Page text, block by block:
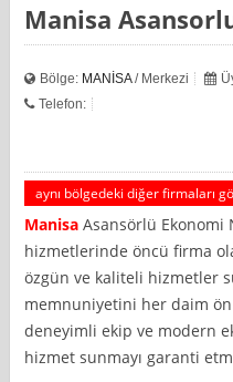
Manisa
Bölge: MANİSA/ Merkezi
Telefon:
aynı bölgedeki diğer firmaları
Manisa Asansörlü Ekonomi
hizmetlerinde öncü firma
özgün ve kaliteli hizmetler
memnuniyetini her daim
deneyimli ekip ve modern
hizmet sunmayı garanti